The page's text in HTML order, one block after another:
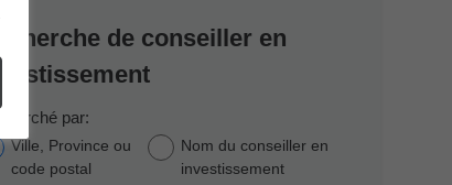
de conseiller en
par:
Ville, Province ou
code postal
Nom du conseiller en
investissement
in a new window